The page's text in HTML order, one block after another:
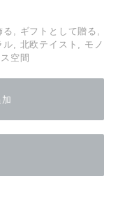
, ギフトとして贈る,
ル, 北欧テイスト, モノ
空間